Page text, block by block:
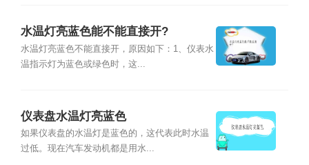
水温灯亮蓝色能不能直接开?
水温灯亮蓝色不能直接开，原因如下：1、仪表水
温指示灯为蓝色或绿色时，这...
仪表盘水温灯亮蓝色
如果仪表盘的水温灯是蓝色的，这代表此时水温
过低。现在汽车发动机都是用水...